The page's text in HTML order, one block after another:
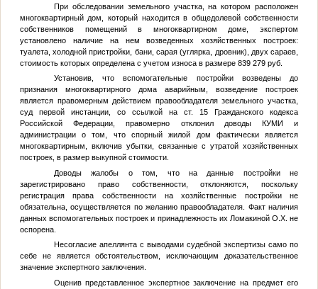
При обследовании земельного участка, на котором расположен
многоквартирный дом, который находится в общедолевой собственности
собственников помещений в многоквартирном доме, экспертом
установлено наличие на нем возведенных хозяйственных построек:
туалета, холодной пристройки, бани, сарая (углярка, дровник), двух сараев,
стоимость которых определена с учетом износа в размере 839 279 руб.
Установив, что вспомогательные постройки возведены до
признания многоквартирного дома аварийным, возведение построек
является правомерным действием правообладателя земельного участка,
суд первой инстанции, со ссылкой на ст. 15 Гражданского кодекса
Российской Федерации, правомерно отклонил доводы КУМИ и
администрации о том, что спорный жилой дом фактически является
многоквартирным, включив убытки, связанные с утратой хозяйственных
построек, в размер выкупной стоимости.
Доводы жалобы о том, что на данные постройки не
зарегистрировано право собственности, отклоняются, поскольку
регистрация права собственности на хозяйственные постройки не
обязательна, осуществляется по желанию правообладателя. Факт наличия
данных вспомогательных построек и принадлежность их Ломакиной О.Х. не
оспорена.
Несогласие апеллянта с выводами судебной экспертизы само по
себе не является обстоятельством, исключающим доказательственное
значение экспертного заключения.
Оценив представленное экспертное заключение на предмет его